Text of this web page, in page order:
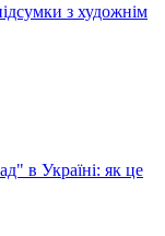
з художнім
в Україні: як це